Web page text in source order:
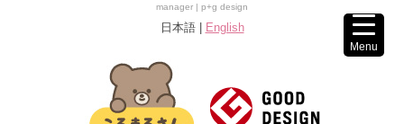
manager | p+g design
日本語 | English
Menu